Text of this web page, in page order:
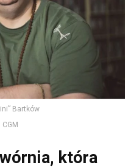
Bartków
CGM
która